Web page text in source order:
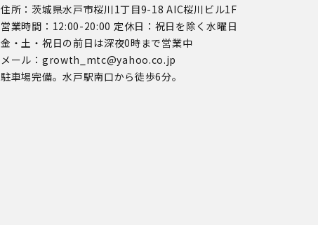
住所：茨城県水戸市桜川1丁目9-18 AIC桜川ビル1F
営業時間：12:00-20:00 定休日：祝日を除く水曜日
金・土・祝日の前日は深夜0時まで営業中
メール：growth_mtc@yahoo.co.jp
駐車場完備。水戸駅南口から徒歩6分。